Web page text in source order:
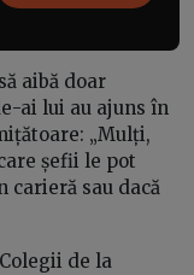
aibă doar
ai lui au ajuns în
„Mulți,
șefii le pot
carieră sau dacă
de la